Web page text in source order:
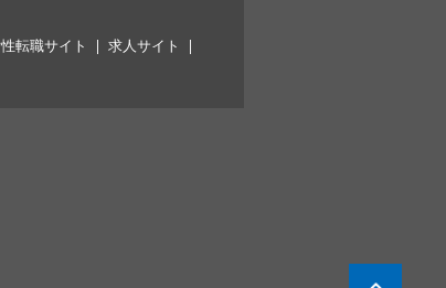
転職サイト
求人サイト